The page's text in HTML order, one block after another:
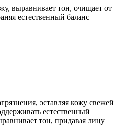
выравнивает тон, очищает от
естественный баланс
оставляя кожу свежей
естественный
тон, придавая лицу